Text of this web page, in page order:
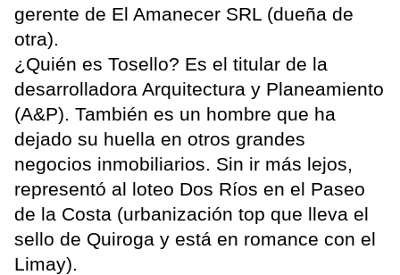
gerente de El Amanecer SRL (dueña de
otra).
¿Quién es Tosello? Es el titular de la
desarrolladora Arquitectura y Planeamiento
(A&P). También es un hombre que ha
dejado su huella en otros grandes
negocios inmobiliarios. Sin ir más lejos,
representó al loteo Dos Ríos en el Paseo
de la Costa (urbanización top que lleva el
sello de Quiroga y está en romance con el
Limay).